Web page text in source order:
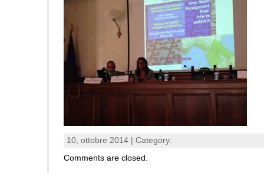
10, ottobre 2014 | Category:
Comments are closed.